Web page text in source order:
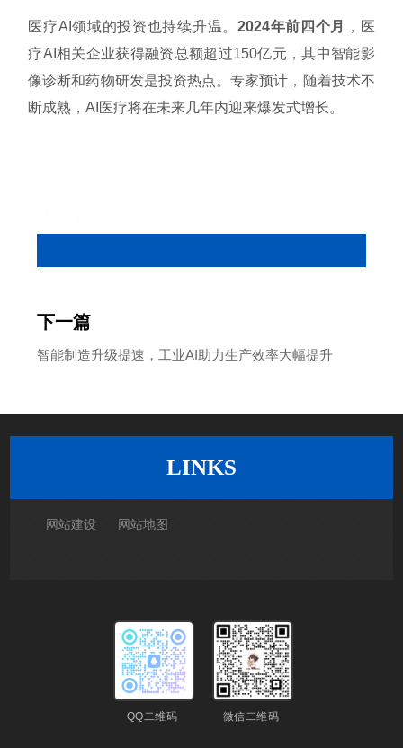
医疗AI领域的投资也持续升温。 2024年前四个月
，医
疗AI相关企业获得融资总额超过150亿元，其中智能影
像诊断和药物研发是投资热点。专家预计，随着技术不
断成熟，AI医疗将在未来几年内迎来爆发式增长。
新高
下一篇
智能制造升级提速，工业AI助力生产效率大幅提升
LINKS
网站建设 网站地图
QQ二维码 微信二维码